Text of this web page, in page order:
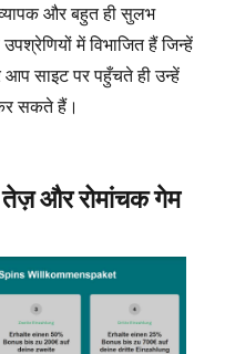
और बहुत ही सुलभ
में विभाजित हैं जिन्हें
साइट पर पहुँचते ही उन्हें
सकते हैं।
और रोमांचक गेम